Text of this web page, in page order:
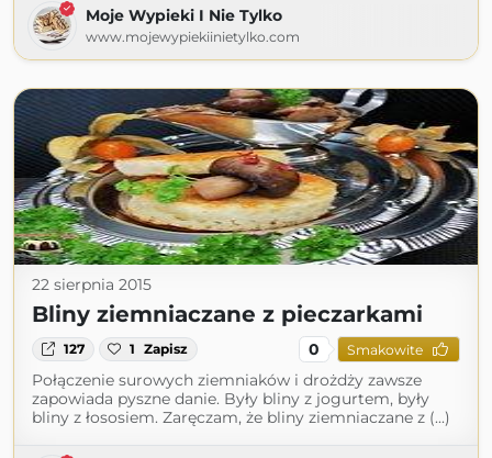
Moje Wypieki I Nie Tylko
www.mojewypiekiinietylko.com
22 sierpnia 2015
Bliny ziemniaczane z pieczarkami
127 1 Zapisz 0 Smakowite
Połączenie surowych ziemniaków i drożdży zawsze
zapowiada pyszne danie. Były bliny z jogurtem, były
bliny z łososiem. Zaręczam, że bliny ziemniaczane z (...)